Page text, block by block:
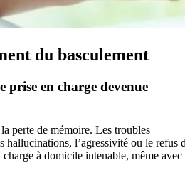
du basculement
prise en charge devenue
perte de mémoire. Les troubles
hallucinations, l’agressivité ou le refus
à domicile intenable, même avec